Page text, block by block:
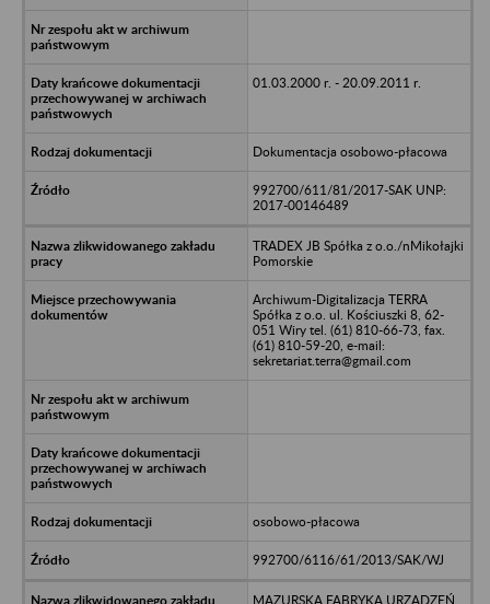
01.03.2000 r. - 20.09.2011 r.
Dokumentacja osobowo-płacowa
992700/611/81/2017-SAK UNP:
2017-00146489
TRADEX JB Spółka z o.o./nMikołajki
Pomorskie
Archiwum-Digitalizacja TERRA
Spółka z o.o. ul. Kościuszki 8, 62-
051 Wiry tel. (61) 810-66-73, fax.
(61) 810-59-20, e-mail:
sekretariat.terra@gmail.com
osobowo-płacowa
992700/6116/61/2013/SAK/WJ
MAZURSKA FABRYKA URZĄDZEŃ